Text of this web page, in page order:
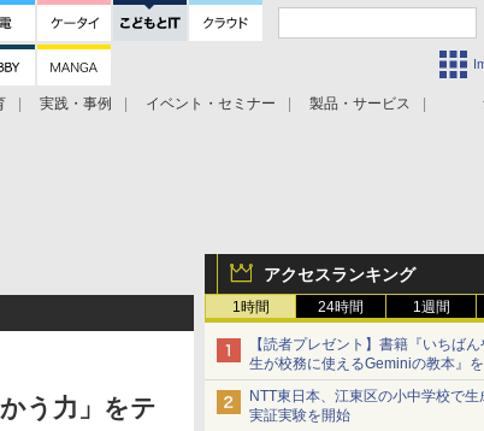
実践・事例 イベント・セミナー 製品・サービス
アクセスランキング
1時間 24時間 1週間
【読者プレゼント】書籍『いちば
生が校務に使えるGeminiの教本』
様にプレゼント ――応募締切は
日（水）まで
NTT東日本、江東区の小中学校で生
実証実験を開始
う力」をテ